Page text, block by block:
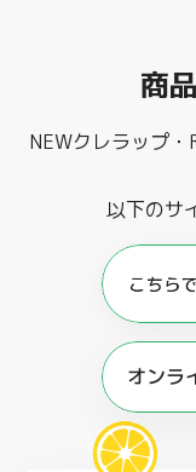
商
NEWクレラップ
以下のサ
オンラ